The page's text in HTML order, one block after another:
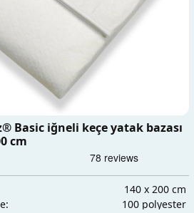
Basic iğneli keçe yatak bazası
cm
140 x 200 cm
100 polyester